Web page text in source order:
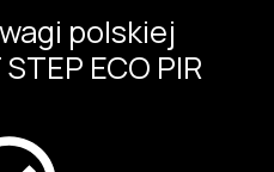
polskiej
ECO PIR